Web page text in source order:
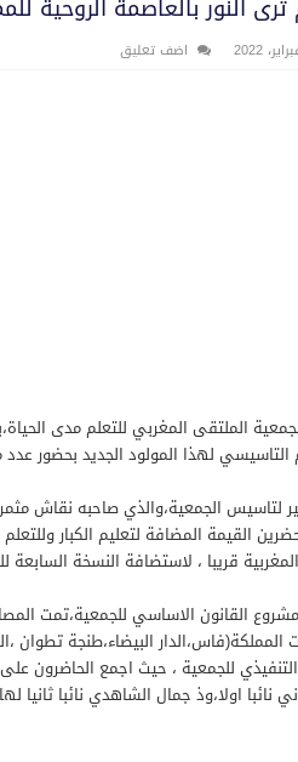
النور بالعاصمة الروحية
اضف تعليق
الملتقى المغربي للتعلم مدى
التاسيسي لهذا المولود الجديد بحضور
لتاسيس الجمعية،والذي صاحبه نقاش
القيمة المضافة لتعليم الكبار
قريبا ، لاستضافة النسخة السابعة
القانون الاساسي للجمعية،تمت
البيضاء،طنجة تطوان
للجمعية ، حيث اجمع الحاضرون
اولا،وذ جمال الشاهدي نائبا ثانيا